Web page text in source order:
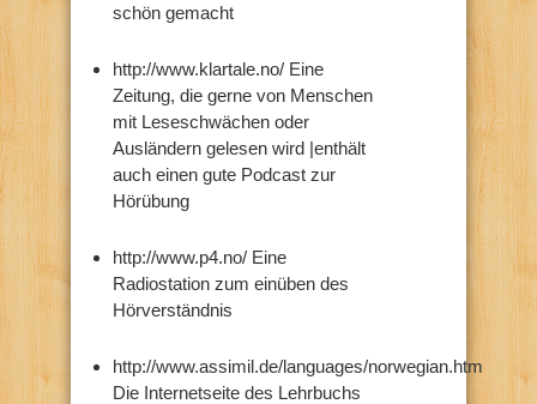
schön gemacht
http://www.klartale.no/ Eine
Zeitung, die gerne von Menschen
mit Leseschwächen oder
Ausländern gelesen wird |enthält
auch einen gute Podcast zur
Hörübung
http://www.p4.no/ Eine
Radiostation zum einüben des
Hörverständnis
http://www.assimil.de/languages/norwegian.htm
Die Internetseite des Lehrbuchs